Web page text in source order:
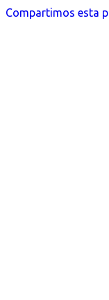
Compartimos esta